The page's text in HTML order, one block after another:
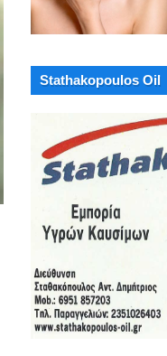
Stathakopoulos Oil